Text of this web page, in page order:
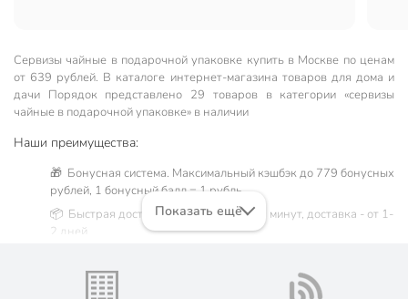
Сервизы чайные в подарочной упаковке купить в Москве по ценам
от 639 рублей. В каталоге интернет-магазина товаров для дома и
дачи Порядок представлено 29 товаров в категории «сервизы
чайные в подарочной упаковке» в наличии
Наши преимущества:
🎁 Бонусная система. Максимальный кэшбэк до 779 бонусных
рублей, 1 бонусный балл = 1 рубль.
📦 Быстрая доставка. Самовывоз от 60 минут, доставка - от 1-
2 дней.
Жители Московской области могут сделать заказ и оплатить
его онлайн на официальном сайте сети магазинов Порядок.
Показать ещё